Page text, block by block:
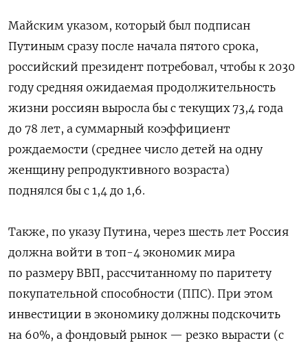
Майским указом, который был подписан
Путиным сразу после начала пятого срока,
российский президент потребовал, чтобы к 2030
году средняя ожидаемая продолжительность
жизни россиян выросла бы с текущих 73,4 года
до 78 лет, а суммарный коэффициент
рождаемости (среднее число детей на одну
женщину репродуктивного возраста)
поднялся бы с 1,4 до 1,6.
Также, по указу Путина, через шесть лет Россия
должна войти в топ-4 экономик мира
по размеру ВВП, рассчитанному по паритету
покупательной способности (ППС). При этом
инвестиции в экономику должны подскочить
на 60%, а фондовый рынок — резко вырасти (с